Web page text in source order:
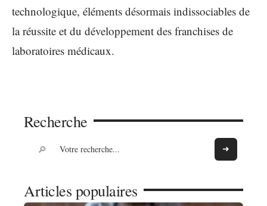
technologique, éléments désormais indissociables de
la réussite et du développement des franchises de
laboratoires médicaux.
Recherche
Articles populaires